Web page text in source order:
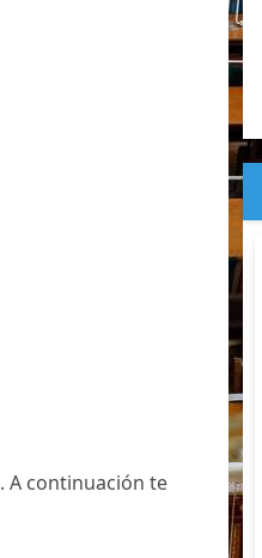
. A continuación te